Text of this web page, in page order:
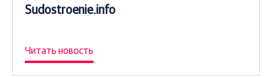
Sudostroenie.info
Читать новость